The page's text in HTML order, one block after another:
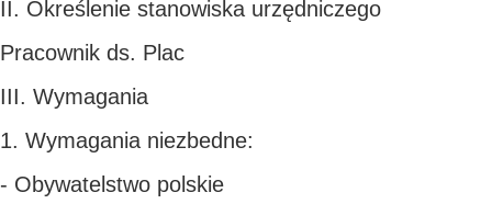
II. Określenie stanowiska urzędniczego
Pracownik ds. Plac
III. Wymagania
1. Wymagania niezbedne:
- Obywatelstwo polskie